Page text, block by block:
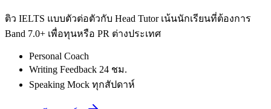
ติว IELTS แบบตัวต่อตัวกับ Head Tutor เน้นนักเรียนที่ต้องการ
Band 7.0+ เพื่อทุนหรือ PR ต่างประเทศ
Personal Coach
Writing Feedback 24 ชม.
Speaking Mock ทุกสัปดาห์